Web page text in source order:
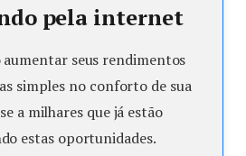
pela internet
aumentar seus rendimentos
simples no conforto de sua
a milhares que já estão
estas oportunidades.